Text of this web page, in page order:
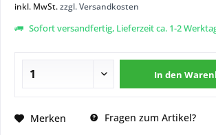
inkl. MwSt.zzgl. Versandkosten
Sofort versandfertig, Lieferzeit ca. 1-2
In den
Merken Fragen zum Artikel?